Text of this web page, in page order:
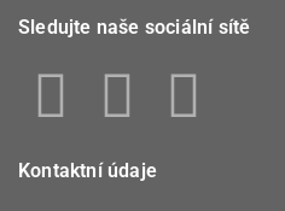
Sledujte naše sociální sítě
Kontaktní údaje